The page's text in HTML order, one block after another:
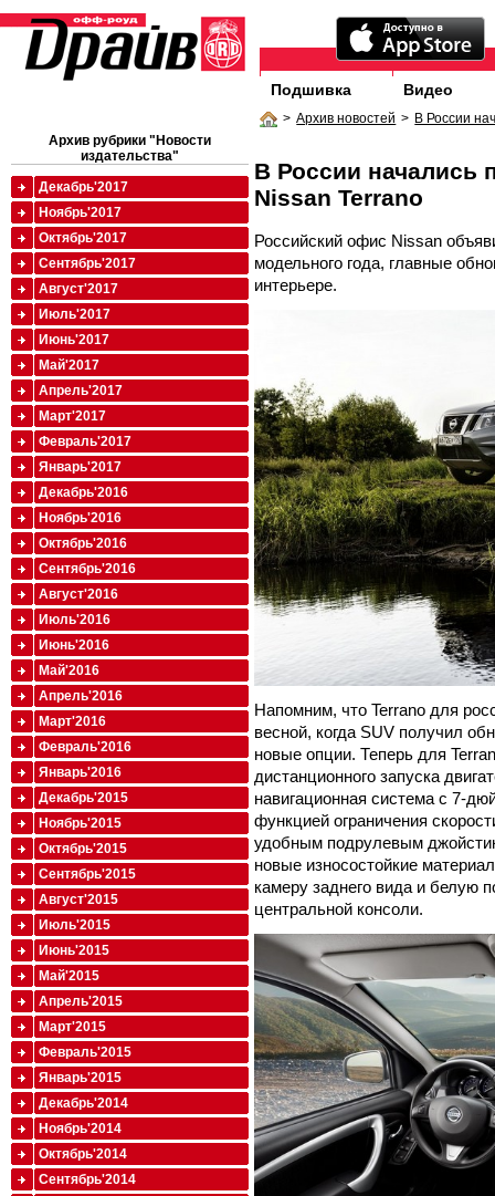
Подшивка Видео
> Архив новостей > В России
В России начались
Nissan Terrano
Российский офис Nissan
модельного года, главные
интерьере.
Напомним, что Terrano для
весной, когда SUV получил
новые опции. Теперь для
дистанционного запуска
навигационная система с 7-
функцией ограничения
удобным подрулевым
новые износостойкие
камеру заднего вида и белую
центральной консоли.
Архив рубрики "Новости
издательства"
Декабрь'2017
Ноябрь'2017
Октябрь'2017
Сентябрь'2017
Август'2017
Июль'2017
Июнь'2017
Май'2017
Апрель'2017
Март'2017
Февраль'2017
Январь'2017
Декабрь'2016
Ноябрь'2016
Октябрь'2016
Сентябрь'2016
Август'2016
Июль'2016
Июнь'2016
Май'2016
Апрель'2016
Март'2016
Февраль'2016
Январь'2016
Декабрь'2015
Ноябрь'2015
Октябрь'2015
Сентябрь'2015
Август'2015
Июль'2015
Июнь'2015
Май'2015
Апрель'2015
Март'2015
Февраль'2015
Январь'2015
Декабрь'2014
Ноябрь'2014
Октябрь'2014
Сентябрь'2014